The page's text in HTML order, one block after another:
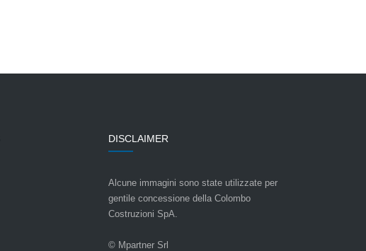
DISCLAIMER
Alcune immagini sono state utilizzate per
gentile concessione della Colombo
Costruzioni SpA.
© Mpartner Srl